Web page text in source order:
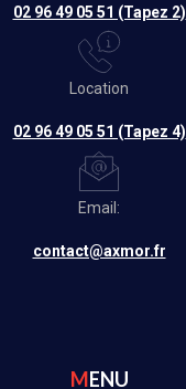
02 96 49 05 51 (Tapez 2)
Location
02 96 49 05 51 (Tapez 4)
Email:
contact@axmor.fr
MENU